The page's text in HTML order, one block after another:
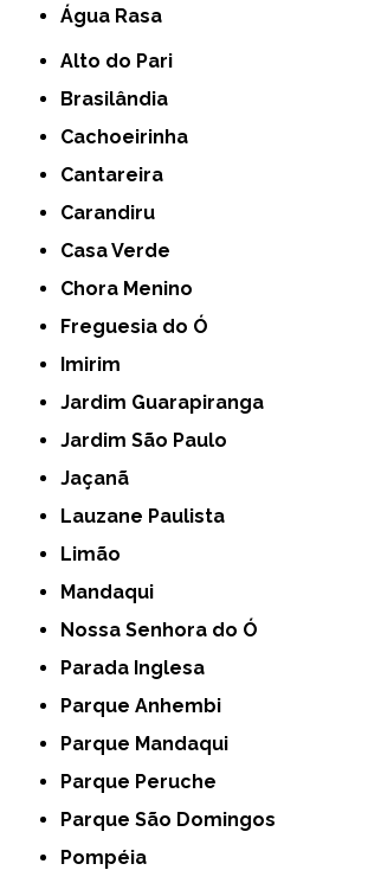
Água Rasa
Alto do Pari
Brasilândia
Cachoeirinha
Cantareira
Carandiru
Casa Verde
Chora Menino
Freguesia do Ó
Imirim
Jardim Guarapiranga
Jardim São Paulo
Jaçanã
Lauzane Paulista
Limão
Mandaqui
Nossa Senhora do Ó
Parada Inglesa
Parque Anhembi
Parque Mandaqui
Parque Peruche
Parque São Domingos
Pompéia